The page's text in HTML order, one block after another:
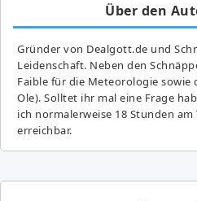
Über den
Gründer von Dealgott.de und
Leidenschaft. Neben den
Fai­ble für die Meteorologie sowie
Ole). Solltet ihr mal eine Frage
ich normalerweise 18 Stunden
erreichbar.